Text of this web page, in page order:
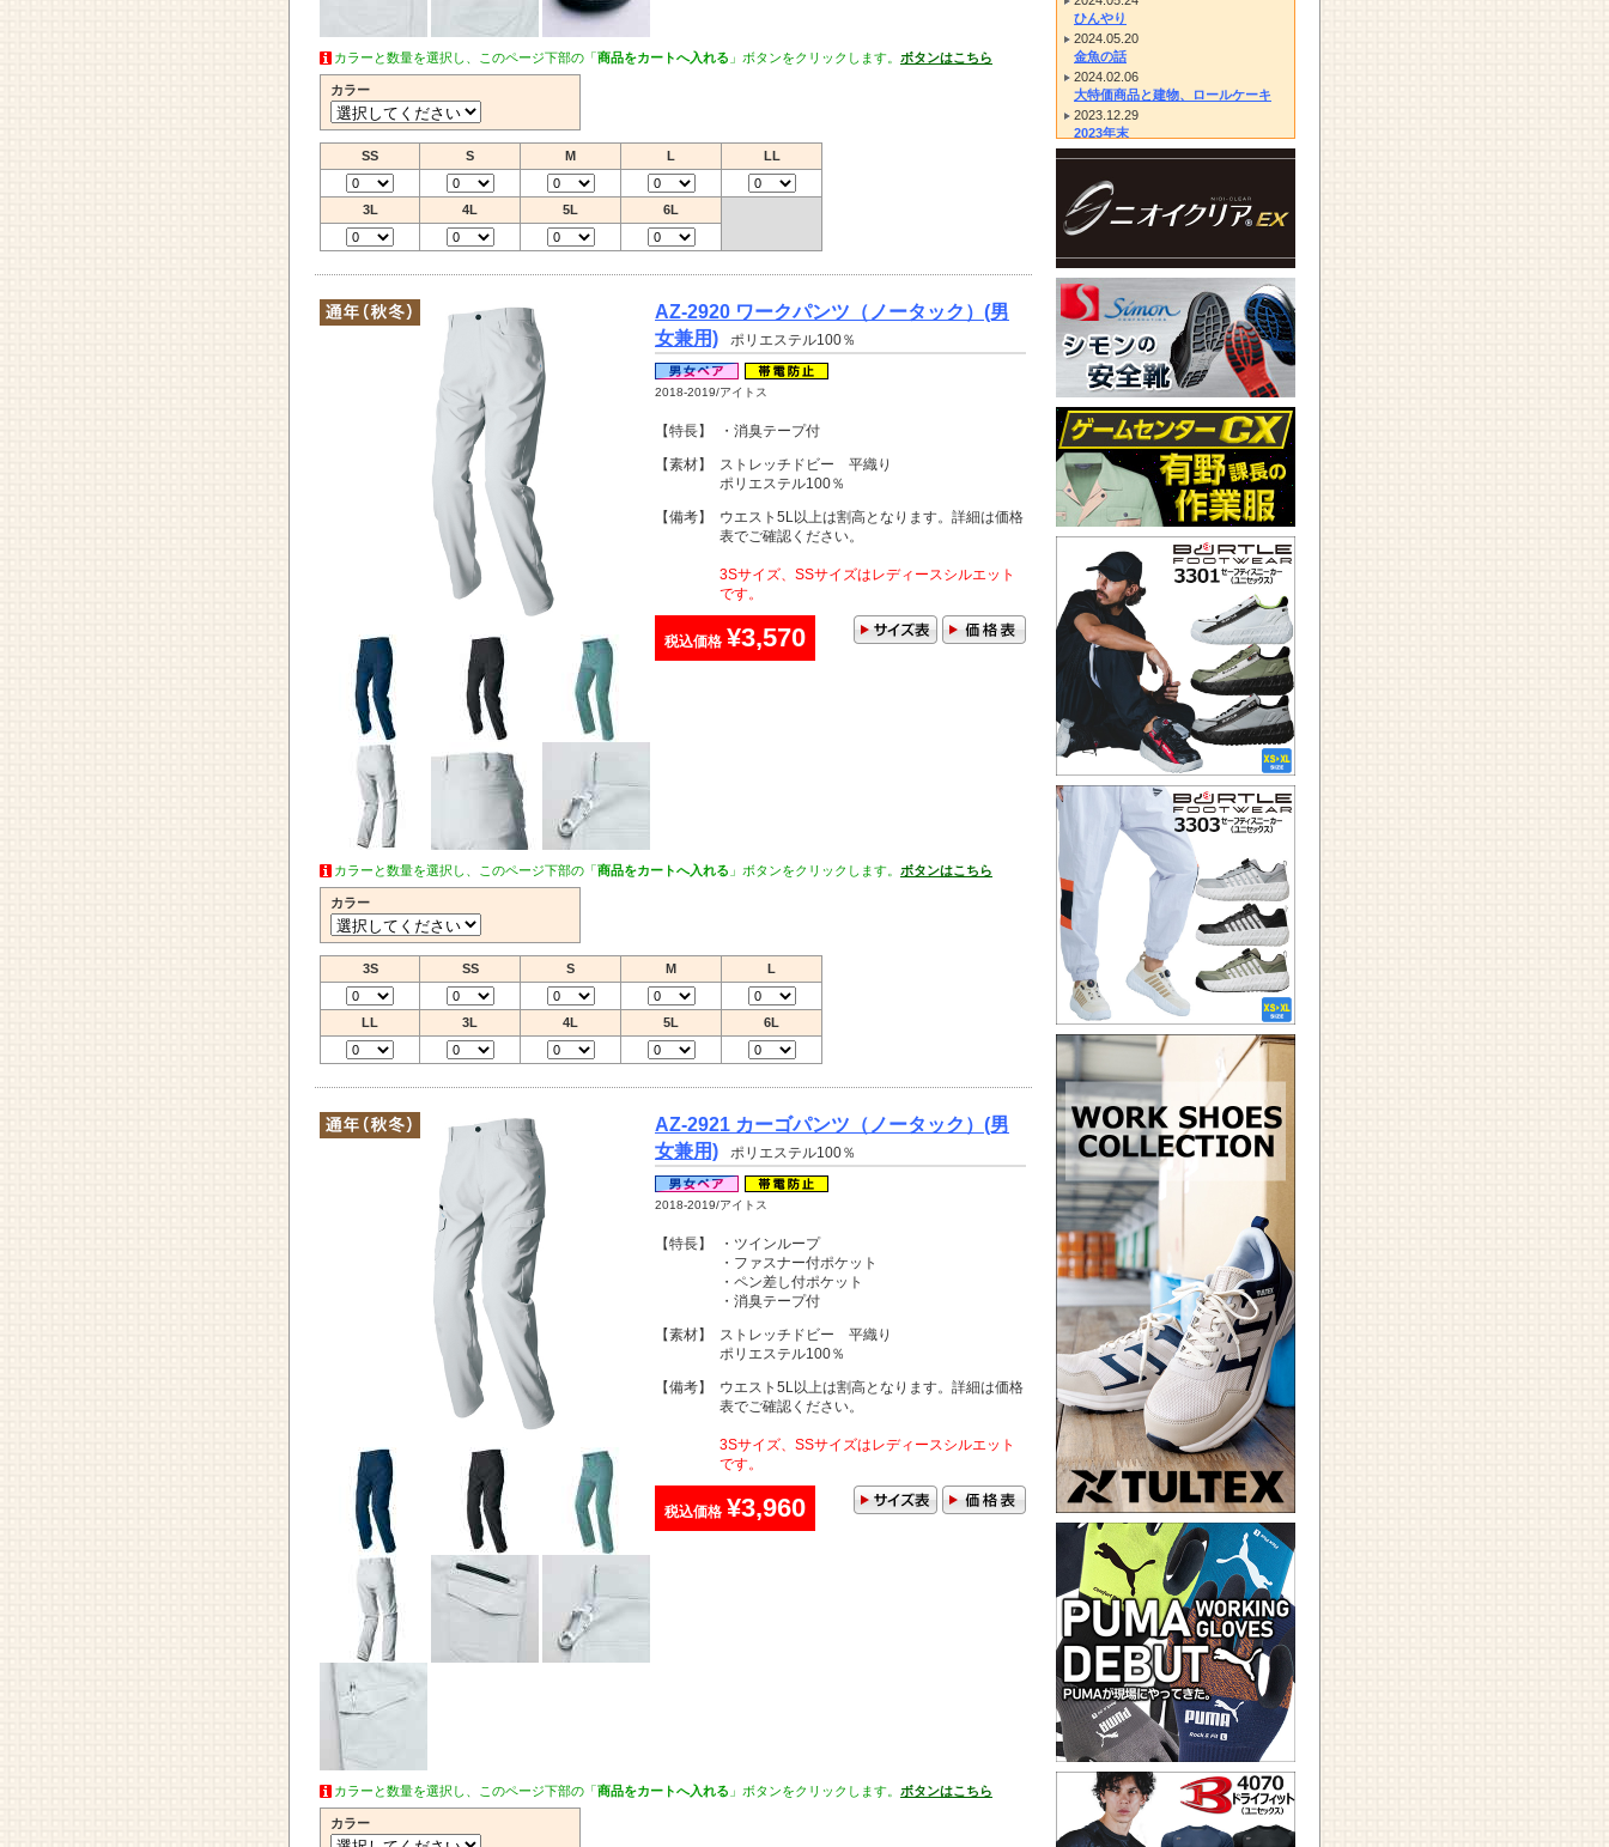
カラーと数量を選択し、このページ下部の「商品をカートへ入れる 」ボタンをクリックします。 ボタンはこちら
カラー
SS S M L LL
3L 4L 5L 6L
AZ-2920 ワークパンツ（ノータック）(男
女兼用)
ポリエステル100％
2018-2019/アイトス
【特長】
・消臭テープ付
【素材】
ストレッチドビー 平織り
ポリエステル100％
【備考】
ウエスト5L以上は割高となります。詳細は価格
表でご確認ください。
3Sサイズ、SSサイズはレディースシルエット
です。
税込価格 ¥3,570
カラーと数量を選択し、このページ下部の「商品をカートへ入れる 」ボタンをクリックします。 ボタンはこちら
カラー
3S SS S M L
LL 3L 4L 5L 6L
AZ-2921 カーゴパンツ（ノータック）(男
女兼用)
ポリエステル100％
2018-2019/アイトス
【特長】
・ツインループ
・ファスナー付ポケット
・ペン差し付ポケット
・消臭テープ付
【素材】
ストレッチドビー 平織り
ポリエステル100％
【備考】
ウエスト5L以上は割高となります。詳細は価格
表でご確認ください。
3Sサイズ、SSサイズはレディースシルエット
です。
税込価格 ¥3,960
カラーと数量を選択し、このページ下部の「商品をカートへ入れる 」ボタンをクリックします。 ボタンはこちら
カラー
ひんやり
2024.05.20
金魚の話
2024.02.06
大特価商品と建物、ロールケーキ
2023.12.29
2023年末
2023.12.14